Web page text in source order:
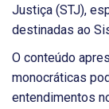
Justiça (STJ),
destinadas ao
O conteúdo
monocráticas
entendimentos